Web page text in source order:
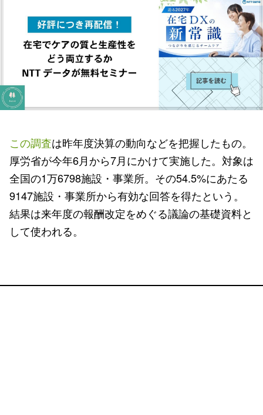
この調査は昨年度決算の動向などを把握したもの。
厚労省が今年6月から7月にかけて実施した。対象は
全国の1万6798施設・事業所。その54.5%にあたる
9147施設・事業所から有効な回答を得たという。
結果は来年度の報酬改定をめぐる議論の基礎資料と
して使われる。